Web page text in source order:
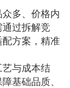
多、价格内
过拆解竞
方案，精准
与成本结
基础品质、